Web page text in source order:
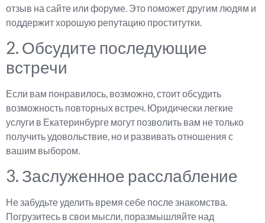
отзыв на сайте или форуме. Это поможет другим людям и
поддержит хорошую репутацию проститутки.
2. Обсудите последующие
встречи
Если вам понравилось, возможно, стоит обсудить
возможность повторных встреч. Юридически легкие
услуги в Екатеринбурге могут позволить вам не только
получить удовольствие, но и развивать отношения с
вашим выбором.
3. Заслуженное расслабление
Не забудьте уделить время себе после знакомства.
Погрузитесь в свои мысли, поразмышляйте над